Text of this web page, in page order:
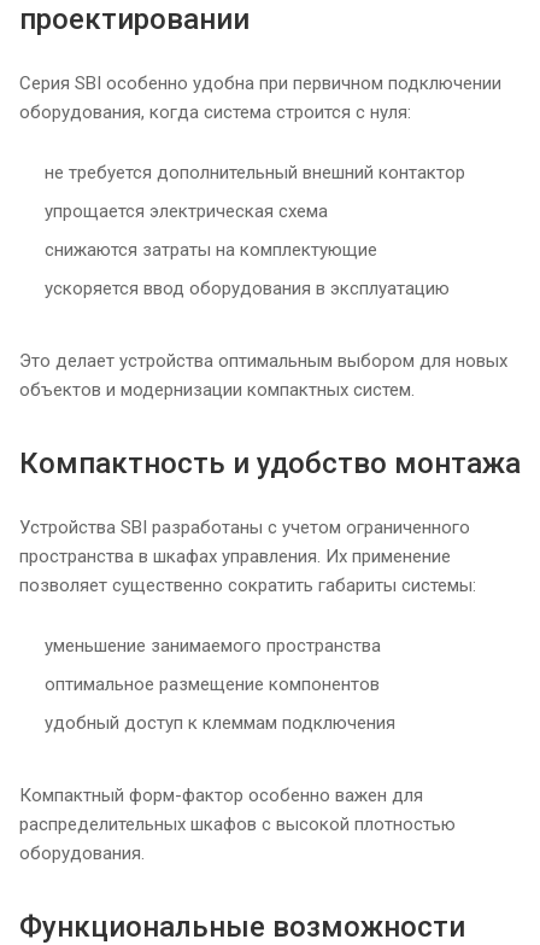
проектировании
Серия SBI особенно удобна при первичном подключении
оборудования, когда система строится с нуля:
не требуется дополнительный внешний контактор
упрощается электрическая схема
снижаются затраты на комплектующие
ускоряется ввод оборудования в эксплуатацию
Это делает устройства оптимальным выбором для новых
объектов и модернизации компактных систем.
Компактность и удобство монтажа
Устройства SBI разработаны с учетом ограниченного
пространства в шкафах управления. Их применение
позволяет существенно сократить габариты системы:
уменьшение занимаемого пространства
оптимальное размещение компонентов
удобный доступ к клеммам подключения
Компактный форм-фактор особенно важен для
распределительных шкафов с высокой плотностью
оборудования.
Функциональные возможности